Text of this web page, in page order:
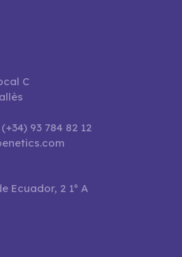
C
93 784 82 12
Ecuador, 2 1º A